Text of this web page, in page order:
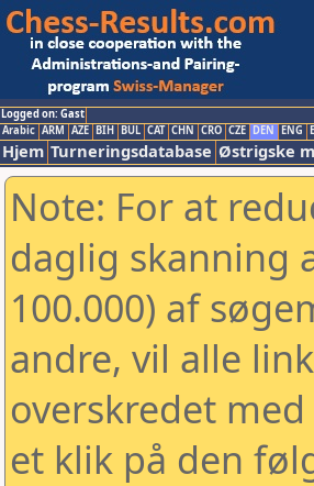
Logged on: Gast
Arabic ARM AZE BIH BUL CAT CHN CRO CZE DEN ENG
Hjem Turneringsdatabase Østrigske
Note: For at
daglig skanning
100.000) af
andre, vil alle
overskredet
et klik på den